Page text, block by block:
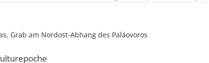
Grab am Nordost-Abhang des Paläovoros